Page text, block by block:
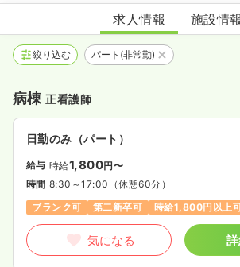
和歌浦中央病院
求人情報 施設情報
絞り込む パート(非常勤)
病棟正看護師
日勤のみ（パート）
給与 時給1,800円〜
時間 8:30～17:00 （休憩60分）
ブランク可
第二新卒可 時給1,800円以上
気になる